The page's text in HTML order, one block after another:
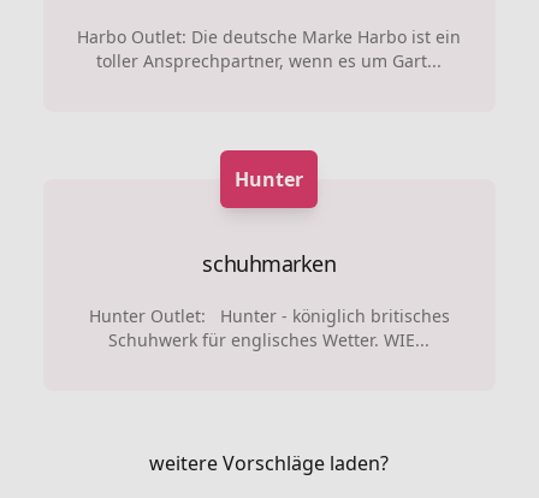
Harbo Outlet: Die deutsche Marke Harbo ist ein
toller Ansprechpartner, wenn es um Gart...
Hunter
schuhmarken
Hunter Outlet: Hunter - königlich britisches
Schuhwerk für englisches Wetter. WIE...
weitere Vorschläge laden?